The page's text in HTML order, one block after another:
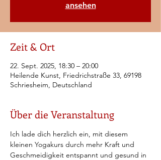
ansehen
Zeit & Ort
22. Sept. 2025, 18:30 – 20:00
Heilende Kunst, Friedrichstraße 33, 69198
Schriesheim, Deutschland
Über die Veranstaltung
Ich lade dich herzlich ein, mit diesem
kleinen Yogakurs durch mehr Kraft und
Geschmeidigkeit entspannt und gesund in